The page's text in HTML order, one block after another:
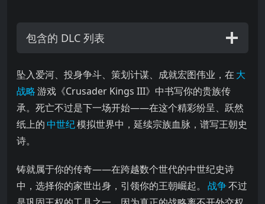
包含的 DLC 列表
坠入爱河、投身争斗、策划计谋、成就宏图伟业，在 游
坠入爱河、投身争斗、策划计谋、成就宏图伟业，在 大
战略游戏《Crusader Kings III》中书写你的贵族传
承。死亡不过是下一场开始——在这个精彩纷呈、跃然
纸上的中世纪模拟世界中，延续宗族血脉，谱写王朝史
诗。
铸就属于你的传奇——在跨越数个世代的中世纪史诗
中，选择你的家世出身，引领你的王朝崛起。
战争不过